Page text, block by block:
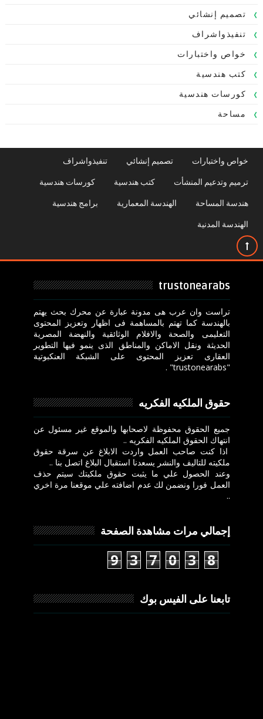
تصميم إنشائي
تنفيذواشراف
خواص واختبارات
كتب هندسية
كورسات هندسية
مساحة
خواص واختبارات تصميم إنشائي تنفيذواشراف
ترميم وتدعيم المنشأت كتب هندسية كورسات هندسية
هندسة المساحة الهندسة المعمارية برامج هندسية
الهندسة المدنية
trustonearabs
تراست وان عرب هى مدونة عبارة عن محرك بحث يهتم
بالهندسة كما تهتم بالمساهمة فى اظهار وتعزيز المحتوى
التعليمى والصحة والافلام الوثائقية والنهضة المصرية
الحديثة ونقل الاماكن والمناطق الذى ينمو فيها التطوير
العقارى تعزيز المحتوى على الشبكة العنكبوتية
"trustonearabs" .
حقوق الملكيه الفكريه
جميع الحقوق محفوظة لاصحابها والموقع غير مسئول عن
انتهاك الحقوق الملكيه الفكريه ..
اذا كنت صاحب العمل واردت الابلاغ عن سرقة حقوق
ملكيته للتاليف والنشر يسعدنا استقبال البلاغ اتصل بنا ..
وعند الحصول علي ما يثبت حقوق ملكيتك سيتم حذف
العمل فورا ونضمن لك عدم اضافته علي موقعنا مرة اخري
..
إجمالي مرات مشاهدة الصفحة
9 3 7 0 3 8
تابعنا على الفيس بوك